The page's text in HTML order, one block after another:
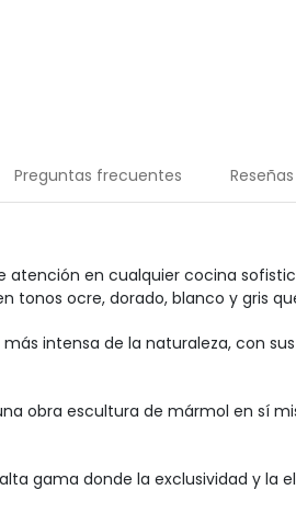
Preguntas frecuentes
en cualquier cocina
ocre, dorado, blanco y gris
intensa de la naturaleza, con
obra escultura de mármol en sí
gama donde la exclusividad y la